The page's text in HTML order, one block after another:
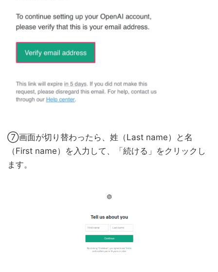
⑦画面が切り替わったら、姓（Last name）と名
（First name）を入力して、「続ける」をクリックし
ます。